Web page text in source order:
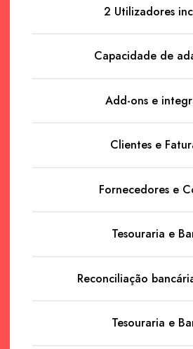
2 Utilizadores
Capacidade de
Add-ons e
Clientes e
Fornecedores e
Tesouraria e
Reconciliação
Tesouraria e
4445-570 Ermesinde, Porto